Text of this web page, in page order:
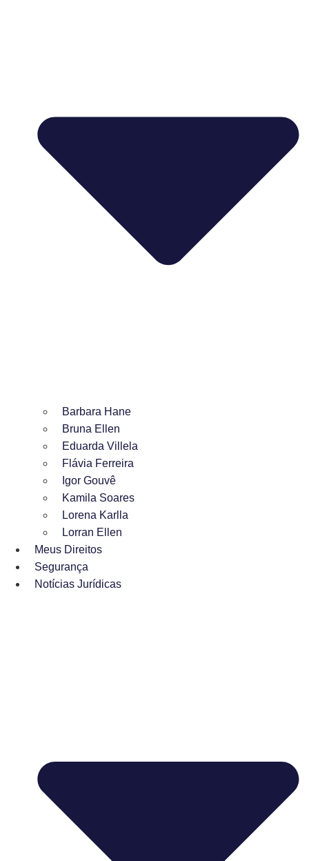
Barbara Hane
Bruna Ellen
Eduarda Villela
Flávia Ferreira
Igor Gouvê
Kamila Soares
Lorena Karlla
Lorran Ellen
Meus Direitos
Segurança
Notícias Jurídicas